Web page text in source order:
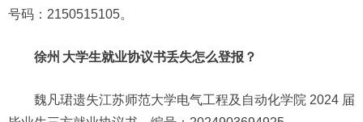
号码：2150515105。
徐州 大学生就业协议书丢失怎么登报？
魏凡珺遗失江苏师范大学电气工程及自动化学院 2024 届